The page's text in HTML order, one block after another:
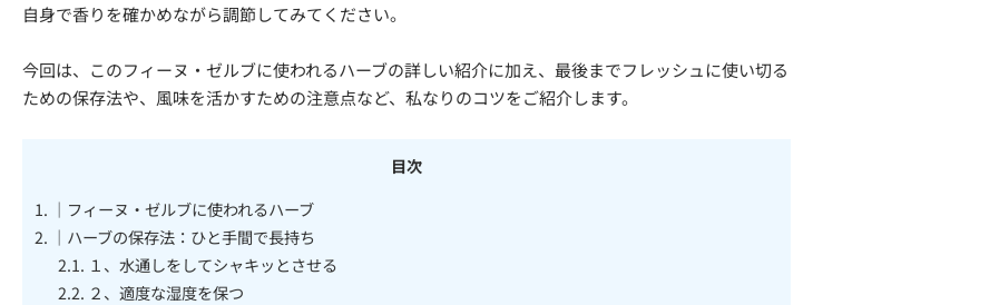
自身で香りを確かめながら調節してみてください。
今回は、このフィーヌ・ゼルブに使われるハーブの詳しい紹介に加え、最後までフレッシュに使い切る
ための保存法や、風味を活かすための注意点など、私なりのコツをご紹介します。
目次
1. ｜フィーヌ・ゼルブに使われるハーブ
2. ｜ハーブの保存法：ひと手間で長持ち
2.1. １、水通しをしてシャキッとさせる
2.2. ２、適度な湿度を保つ